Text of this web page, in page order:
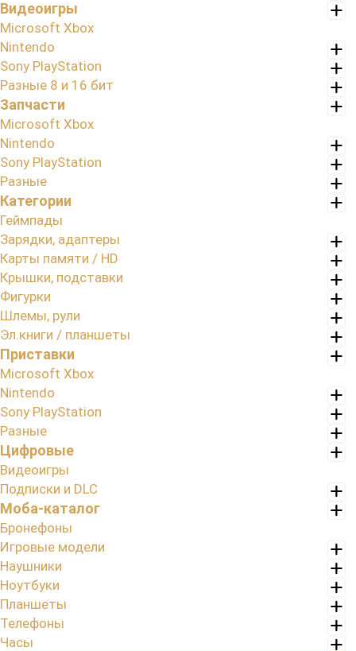
Видеоигры
Microsoft Xbox
Nintendo
Sony PlayStation
Разные 8 и 16 бит
Запчасти
Microsoft Xbox
Nintendo
Sony PlayStation
Разные
Категории
Геймпады
Зарядки, адаптеры
Карты памяти / HD
Крышки, подставки
Фигурки
Шлемы, рули
Эл.книги / планшеты
Приставки
Microsoft Xbox
Nintendo
Sony PlayStation
Разные
Цифровые
Видеоигры
Подписки и DLC
Моба-каталог
Бронефоны
Игровые модели
Наушники
Ноутбуки
Планшеты
Телефоны
Часы